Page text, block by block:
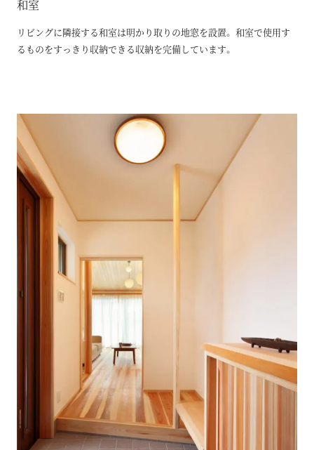
和室
リビングに隣接する和室は明かり取りの地窓を設置。 和室で使用す
るものをすっきり収納できる収納を完備しています。